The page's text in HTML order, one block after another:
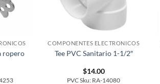
ropero
COMPONENTES ELECTRONICOS
Tee PVC Sanitario 1-1/2″
$14.00
PVC Sku: RA-14080